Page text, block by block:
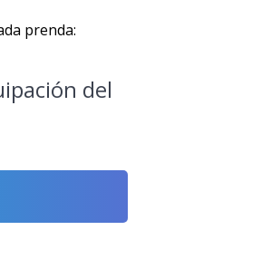
prenda:
del